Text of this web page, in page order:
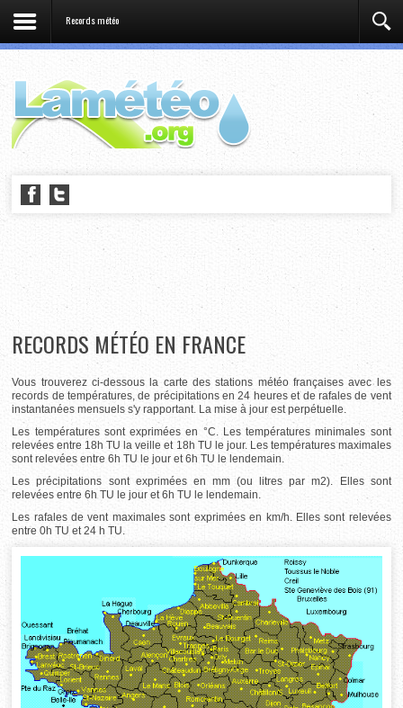
Records météo
RECORDS MÉTÉO EN FRANCE
Vous trouverez ci-dessous la carte des stations météo françaises avec les
records de températures, de précipitations en 24 heures et de rafales de vent
instantanées mensuels s'y rapportant. La mise à jour est perpétuelle.
Les températures sont exprimées en °C. Les températures minimales sont
relevées entre 18h TU la veille et 18h TU le jour. Les températures maximales
sont relevées entre 6h TU le jour et 6h TU le lendemain.
Les précipitations sont exprimées en mm (ou litres par m2). Elles sont
relevées entre 6h TU le jour et 6h TU le lendemain.
Les rafales de vent maximales sont exprimées en km/h. Elles sont relevées
entre 0h TU et 24 h TU.